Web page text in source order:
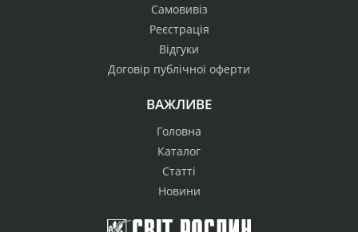
Самовивіз
Реєстрація
Відгуки
Договір публічної оферти
ВАЖЛИВЕ
Головна
Каталог
Статті
Новини